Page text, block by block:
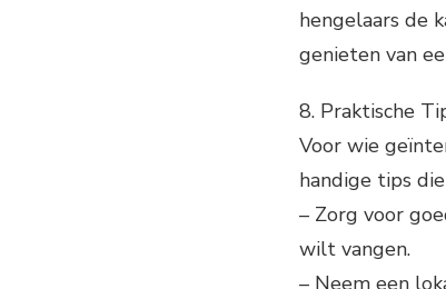
hengelaars de
genieten van
8. Praktische
Voor wie
handige tips
– Zorg voor
wilt vangen.
– Neem een